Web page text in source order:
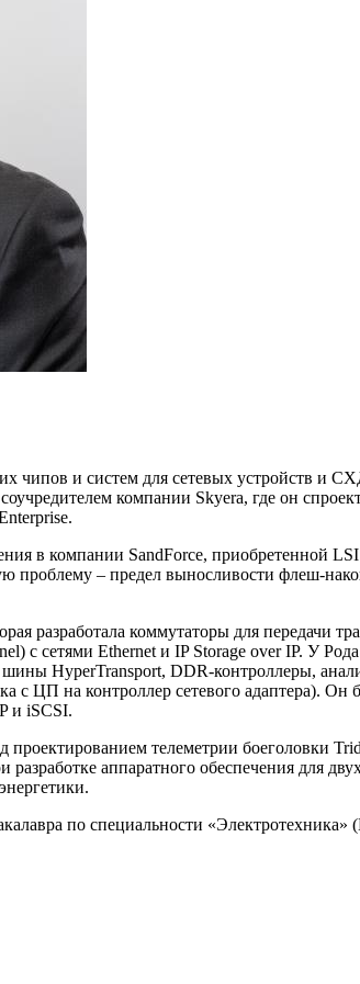
чипов и систем для сетевых устройств и
компании Skyera, где он
в компании SandForce, приобретенной
проблему – предел выносливости флеш-
разработала коммутаторы для передачи
с сетями Ethernet и IP Storage over IP. У
HyperTransport, DDR-контроллеры,
с ЦП на контроллер сетевого адаптера).
и iSCSI.
телеметрии боеголовки
аппаратного обеспечения для
по специальности «Электротехника»